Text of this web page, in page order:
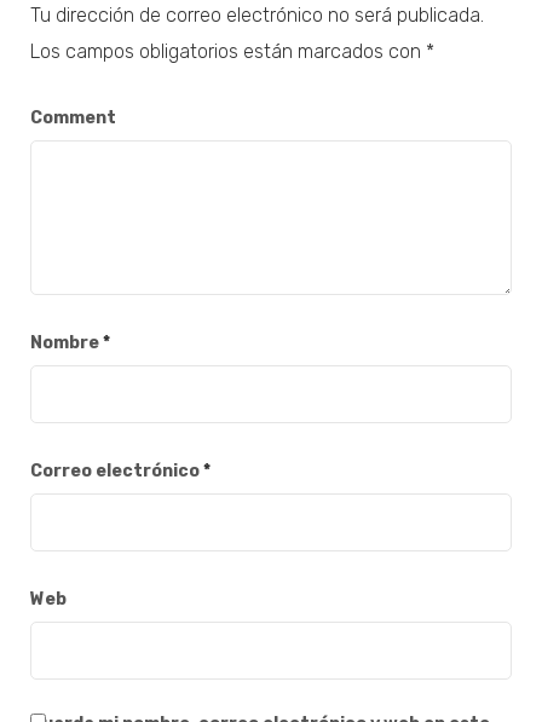
Tu dirección de correo electrónico no será publicada.
Los campos obligatorios están marcados con *
Comment
Nombre*
Correo electrónico*
Web